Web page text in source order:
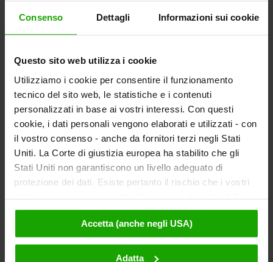
Consenso Dettagli Informazioni sui cookie
Questo sito web utilizza i cookie
Utilizziamo i cookie per consentire il funzionamento
tecnico del sito web, le statistiche e i contenuti
personalizzati in base ai vostri interessi. Con questi
cookie, i dati personali vengono elaborati e utilizzati - con
il vostro consenso - anche da fornitori terzi negli Stati
Uniti. La Corte di giustizia europea ha stabilito che gli
Stati Uniti non garantiscono un livello adeguato di
protezione dei dati. Esiste pertanto il rischio che i vostri
dati possano essere oggetto di accesso da parte delle
autorità statunitensi a fini di controllo e monitoraggio a
causa di ordinanze corrispondenti nei confronti di fornitori
terzi (ad es. Google, Meta) e che non sussistano misure
legali efficaci per fare opposizione. Facendo clic su
Accetta (anche negli USA)
Adatta